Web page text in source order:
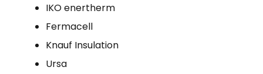
IKO enertherm
Fermacell
Knauf Insulation
Ursa